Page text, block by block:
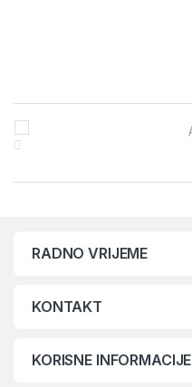
Brands Carousel
RADNO VRIJEME
KONTAKT
KORISNE INFORMACIJE